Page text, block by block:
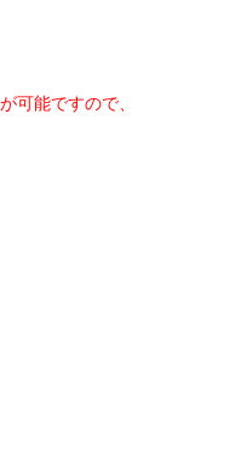
可能ですので、